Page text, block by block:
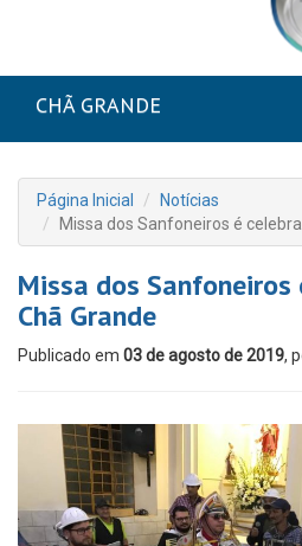
CHÃ GRANDE
Página Inicial
Notícias
Missa dos Sanfoneiros é
Missa dos Sanfoneiros
Chã Grande
Publicado em 03 de agosto de 2019,